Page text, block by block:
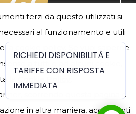
Awards 2024
terzi da questo utilizzati si
al funzionamento e utili
cookie policy. Se vuoi saperne
a tutti o ad alcuni cookie,
la
scorrendo questa pagina o
in altra maniera, acconsenti
RICHIEDI DISPONIBILITÀ E
TARIFFE CON RISPOSTA
IMMEDIATA